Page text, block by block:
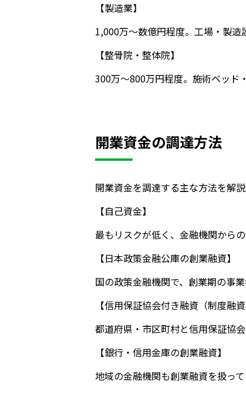
【製造業】
1,000万〜数億円程度。工場・製造
【整骨院・整体院】
300万〜800万円程度。施術ベッド
開業資金の調達方法
開業資金を調達する主な方法を解説
【自己資金】
最もリスクが低く、金融機関から
【日本政策金融公庫の創業融資】
国の政策金融機関で、創業期の事
【信用保証協会付き融資（制度融資
都道府県・市区町村と信用保証協
【銀行・信用金庫の創業融資】
地域の金融機関も創業融資を扱っ